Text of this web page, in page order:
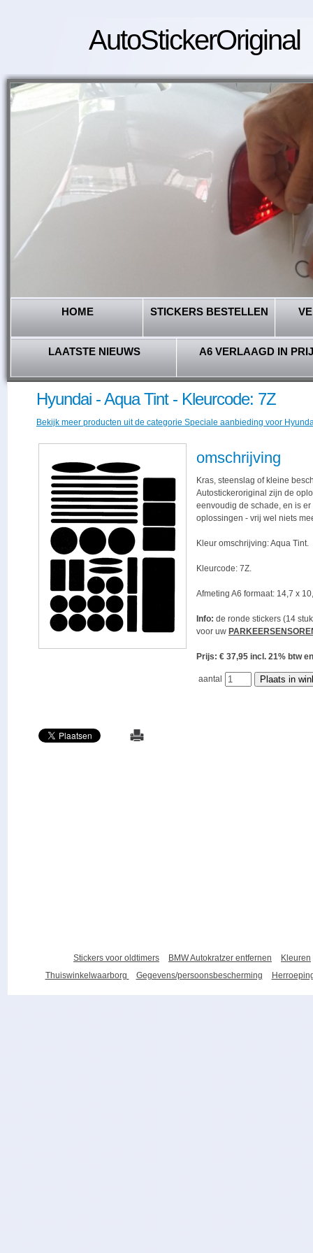
AutoStickerOriginal
HOME STICKERS BESTELLEN
LAATSTE NIEUWS A6 VERLAAGD IN
Hyundai - Aqua Tint - Kleurcode: 7Z
Bekijk meer producten uit de categorie Speciale aanbieding voor
omschrijving
Kras, steenslag of kleine
Autostickeroriginal zijn de
eenvoudig de schade, en is
oplossingen - vrij wel niets
Kleur omschrijving: Aqua Tint.
Kleurcode: 7Z.
Afmeting A6 formaat: 14,7 x
Info: de ronde stickers (14
voor uw
Prijs: € 37,95 incl. 21% btw
aantal
Stickers voor oldtimers BMW Autokratzer entfernen
Kleuren
Thuiswinkelwaarborg
Gegevens/persoonsbescherming